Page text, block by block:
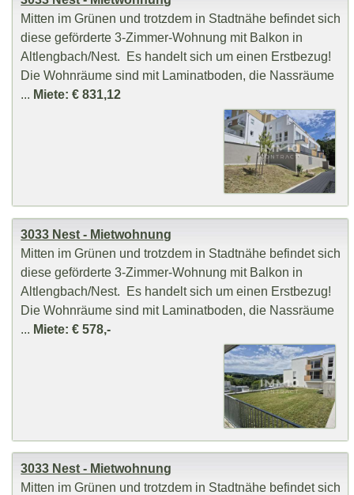
Mitten im Grünen und trotzdem in Stadtnähe befindet sich
diese geförderte 3-Zimmer-Wohnung mit Balkon in
Altlengbach/Nest. Es handelt sich um einen Erstbezug!
Die Wohnräume sind mit Laminatboden, die Nassräume
... Miete: € 831,12
3033 Nest - Mietwohnung
Mitten im Grünen und trotzdem in Stadtnähe befindet sich
diese geförderte 3-Zimmer-Wohnung mit Balkon in
Altlengbach/Nest. Es handelt sich um einen Erstbezug!
Die Wohnräume sind mit Laminatboden, die Nassräume
... Miete: € 578,-
3033 Nest - Mietwohnung
Mitten im Grünen und trotzdem in Stadtnähe befindet sich